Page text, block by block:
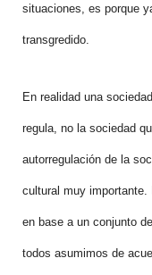
situaciones, es porque
transgredido.
En realidad una
regula, no la sociedad
autorregulación de la
cultural muy
en base a un conjunto
todos asumimos de